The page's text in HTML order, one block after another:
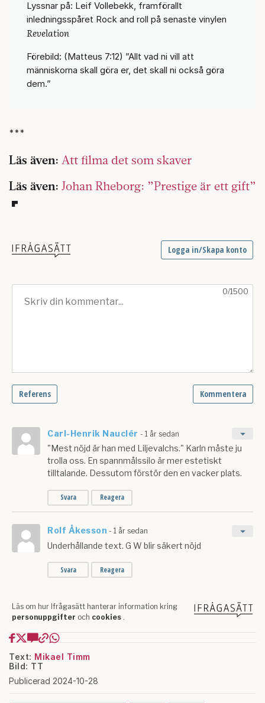
Lyssnar på: Leif Vollebekk, framförallt
inledningsspåret Rock and roll på senaste vinylen
Revelation
Förebild: (Matteus 7:12) ”Allt vad ni vill att
människorna skall göra er, det skall ni också göra
dem.”
***
Läs även: Att filma det som skaver
Läs även: Johan Rheborg: ”Prestige är ett gift”
Text: Mikael Timm
Bild: TT
Publicerad 2024-10-28